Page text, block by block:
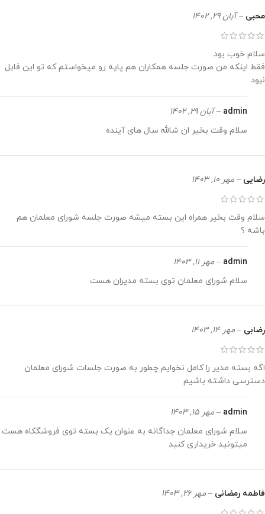
محبی – آبان 29, 1402
سلام خوب بود.
فقط اینکه من صورت جلسه همکاران هم پایه رو میخواستم که تو این فایل
نبود.
admin
– آبان 29, 1402
سلام وقت بخیر ان شالله سال های آینده
رضایی – مهر 10, 1403
سلام وقت بخیر همراه این بسته میشه صورت جلسه شورای معلمان هم
باشه ؟
admin
– مهر 11, 1403
سلام شورای معلمان توی بسته مدیران هست
رضابی – مهر 14, 1403
اگه بسته مدیر را کامل نخوایم چطور به صورت جلسات شورای معلمان
دسترسی داشته باشیم
admin
– مهر 15, 1403
سلام شورای معلمان جداگانه به عنوان یک بسته توی فروشگکاه هست
میتونید خریداری کنید
فاطمه رمضانی – مهر 26, 1403